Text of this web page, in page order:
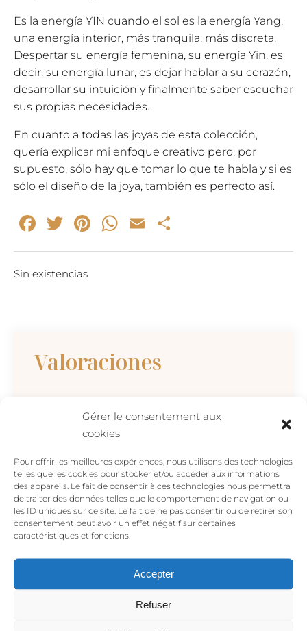
Gérer le consentement aux
cookies
Pour offrir les meilleures expériences, nous utilisons des technologies
telles que les cookies pour stocker et/ou accéder aux informations
des appareils. Le fait de consentir à ces technologies nous permettra
de traiter des données telles que le comportement de navigation ou
les ID uniques sur ce site. Le fait de ne pas consentir ou de retirer son
consentement peut avoir un effet négatif sur certaines
caractéristiques et fonctions.
Accepter
Refuser
Es la energía YIN cuando el sol es la energía Yang,
una energía interior, más tranquila, más discreta.
Despertar su energía femenina, su energía Yin, es
decir, su energía lunar, es dejar hablar a su corazón,
desarrollar su intuición y finalmente saber escuchar
sus propias necesidades.
En cuanto a todas las joyas de esta colección,
quería explicar mi enfoque creativo pero, por
supuesto, sólo hay que tomar lo que te habla y si es
sólo el diseño de la joya, también es perfecto así.
Facebook
Twitter
Pinterest
WhatsApp
Email
Sin existencias
Valoraciones
Sé el primero en valorar “YIN – pulsera oro”
publicada. Los campos obligatorios están
marcados con*
Tu valoración*